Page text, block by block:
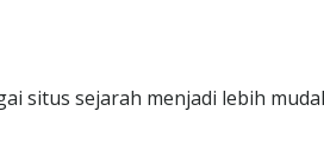
situs sejarah menjadi lebih